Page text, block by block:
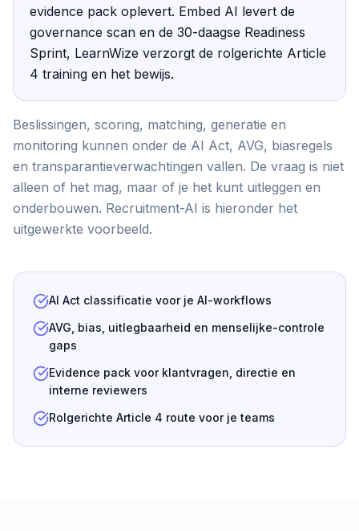
evidence pack oplevert. Embed AI levert de
governance scan en de 30-daagse Readiness
Sprint, LearnWize verzorgt de rolgerichte Article
4 training en het bewijs.
Beslissingen, scoring, matching, generatie en
monitoring kunnen onder de AI Act, AVG, biasregels
en transparantieverwachtingen vallen. De vraag is niet
alleen of het mag, maar of je het kunt uitleggen en
onderbouwen. Recruitment-AI is hieronder het
uitgewerkte voorbeeld.
AI Act classificatie voor je AI-workflows
AVG, bias, uitlegbaarheid en menselijke-controle
gaps
Evidence pack voor klantvragen, directie en
interne reviewers
Rolgerichte Article 4 route voor je teams